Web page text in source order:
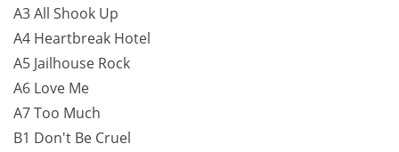
A3 All Shook Up
A4 Heartbreak Hotel
A5 Jailhouse Rock
A6 Love Me
A7 Too Much
B1 Don't Be Cruel